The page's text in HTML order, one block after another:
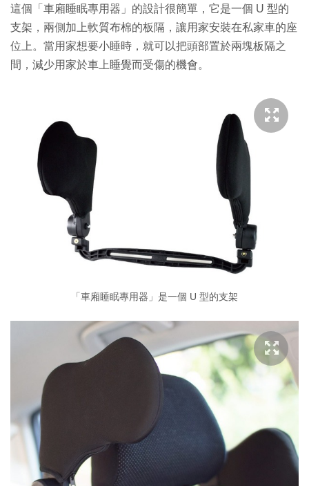
這個「車廂睡眠專用器」的設計很簡單，它是一個 U 型的
支架，兩側加上軟質布棉的板隔，讓用家安裝在私家車的座
位上。當用家想要小睡時，就可以把頭部置於兩塊板隔之
間，減少用家於車上睡覺而受傷的機會。
「車廂睡眠專用器」是一個 U 型的支架